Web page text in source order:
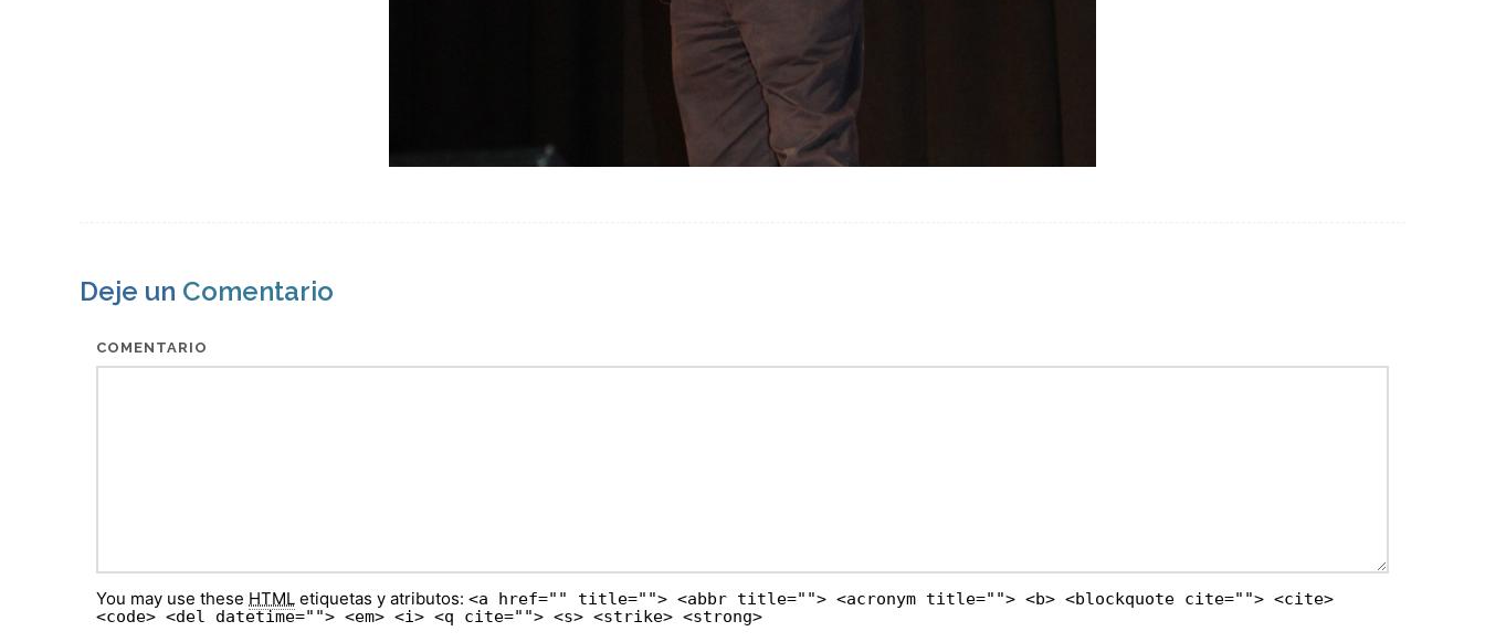
Deje un Comentario
COMENTARIO
You may use these HTML etiquetas y atributos: <a href="" title=""> <abbr title=""> <acronym title=""> <b> <blockquote cite=""> <cite>
<code> <del datetime=""> <em> <i> <q cite=""> <s> <strike> <strong>